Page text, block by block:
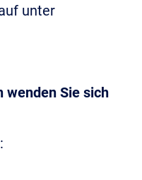
unter
wenden Sie sich